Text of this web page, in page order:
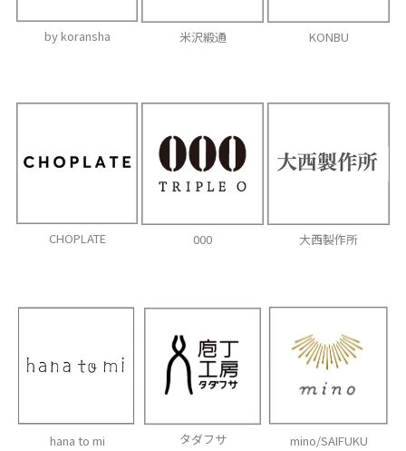
by koransha 米沢緞通 KONBU
CHOPLATE 000 大西製作所
hana to mi タダフサ mino/SAIFUKU